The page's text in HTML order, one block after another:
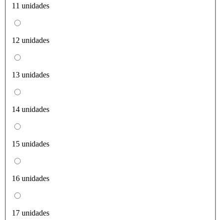
11 unidades
12 unidades
13 unidades
14 unidades
15 unidades
16 unidades
17 unidades